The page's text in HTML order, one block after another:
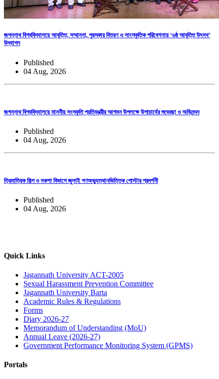
জগন্নাথ বিশ্ববিদ্যালয়ে আবৃত্তি, সম্মাননা, পুরস্কার বিতরণ ও সাংস্কৃতিক পরিবেশনায় ‘৬ষ্ঠ আবৃত্তি উৎসব’
উদ্‌যাপন
Published
04 Aug, 2026
জগন্নাথ বিশ্ববিদ্যালয়ে মাননীয় সংস্কৃতি প্রতিমন্ত্রীর আগমন উপলক্ষে উপাচার্যের শুভেচ্ছা ও অভিনন্দন
Published
04 Aug, 2026
ত্রিমাত্রিক শিল্প ও নকশা বিভাগে জুলাই গণঅভ্যুত্থানভিত্তিক পোস্টার প্রদর্শনী
Published
04 Aug, 2026
Quick Links
Jagannath University ACT-2005
Sexual Harassment Prevention Committee
Jagannath University Barta
Academic Rules & Regulations
Forms
Diary 2026-27
Memorandum of Understanding (MoU)
Annual Leave (2026-27)
Government Performance Monitoring System (GPMS)
Portals